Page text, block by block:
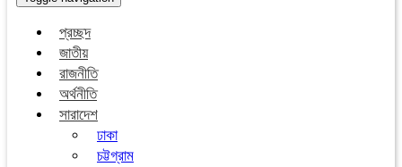
প্রচ্ছদ
জাতীয়
রাজনীতি
অর্থনীতি
সারাদেশ
ঢাকা
চট্টগ্রাম